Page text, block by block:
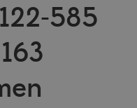
585